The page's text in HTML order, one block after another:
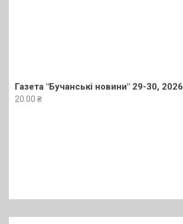
Газета "Бучанські новини" 29-30, 2026
20.00 ₴